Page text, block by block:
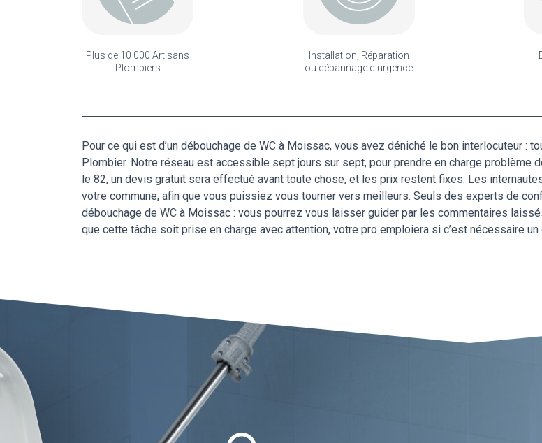
Plus de 10 000 Artisans
Plombiers
Installation, Réparation
ou dépannage d'urgence
Pour ce qui est d’un débouchage de WC à Moissac, vous avez déniché le bon interlocuteur :
Plombier. Notre réseau est accessible sept jours sur sept, pour prendre en charge problème
le 82, un devis gratuit sera effectué avant toute chose, et les prix restent fixes. Les
votre commune, afin que vous puissiez vous tourner vers meilleurs. Seuls des experts de
débouchage de WC à Moissac : vous pourrez vous laisser guider par les commentaires
que cette tâche soit prise en charge avec attention, votre pro emploiera si c’est nécessaire